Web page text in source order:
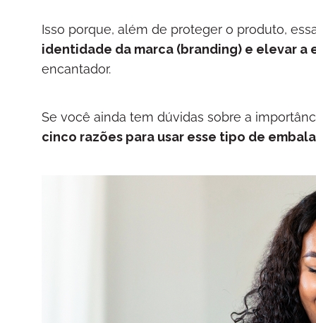
Isso porque, além de proteger o produto,
identidade da marca (branding) e elevar a
encantador.
Se você ainda tem dúvidas sobre a
cinco razões para usar esse tipo de